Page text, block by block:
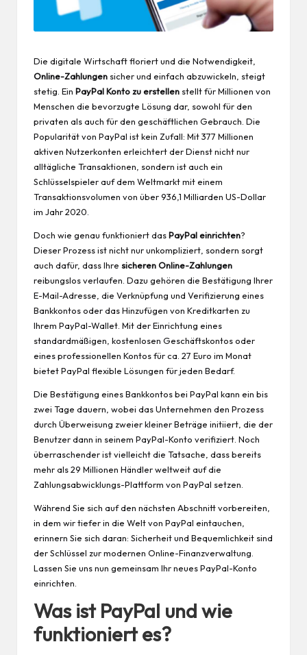
Die digitale Wirtschaft floriert und die Notwendigkeit,
Online-Zahlungen sicher und einfach abzuwickeln, steigt
stetig. Ein PayPal Konto zu erstellen stellt für Millionen von
Menschen die bevorzugte Lösung dar, sowohl für den
privaten als auch für den geschäftlichen Gebrauch. Die
Popularität von PayPal ist kein Zufall: Mit 377 Millionen
aktiven Nutzerkonten erleichtert der Dienst nicht nur
alltägliche Transaktionen, sondern ist auch ein
Schlüsselspieler auf dem Weltmarkt mit einem
Transaktionsvolumen von über 936,1 Milliarden US-Dollar
im Jahr 2020.
Doch wie genau funktioniert dasPayPal einrichten?
Dieser Prozess ist nicht nur unkompliziert, sondern sorgt
auch dafür, dass Ihre sicheren Online-Zahlungen
reibungslos verlaufen. Dazu gehören die Bestätigung Ihrer
E-Mail-Adresse, die Verknüpfung und Verifizierung eines
Bankkontos oder das Hinzufügen von Kreditkarten zu
Ihrem PayPal-Wallet. Mit der Einrichtung eines
standardmäßigen, kostenlosen Geschäftskontos oder
eines professionellen Kontos für ca. 27 Euro im Monat
bietet PayPal flexible Lösungen fürjeden Bedarf.
Die Bestätigung eines Bankkontos bei PayPal kann ein bis
zwei Tage dauern, wobei das Unternehmen den Prozess
durch Überweisung zweier kleiner Beträge initiiert, die der
Benutzer dann in seinem PayPal-Konto verifiziert. Noch
überraschender ist vielleicht die Tatsache, dass bereits
mehr als 29 Millionen Händler weltweit auf die
Zahlungsabwicklungs-Plattform von PayPal setzen.
Während Sie sich auf den nächsten Abschnitt vorbereiten,
in dem wir tiefer in die Welt von PayPal eintauchen,
erinnern Sie sich daran: Sicherheit und Bequemlichkeit sind
der Schlüssel zur modernen Online-Finanzverwaltung.
Lassen Sie uns nun gemeinsam Ihr neues PayPal-Konto
einrichten.
Was ist PayPal und wie
funktioniert es?